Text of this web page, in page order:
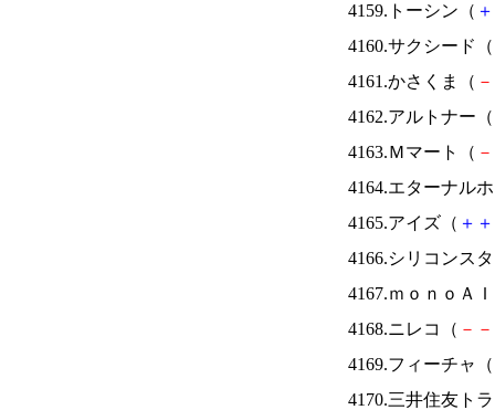
4159.トーシン（ ＋
4160.サクシード（
4161.かさくま（ －
4162.アルトナー（
4163.Ｍマート（ －
4164.エターナル
4165.アイズ（ ＋ ＋
4166.シリコンス
4167.ｍｏｎｏＡ
4168.ニレコ（ － －
4169.フィーチャ（
4170.三井住友ト